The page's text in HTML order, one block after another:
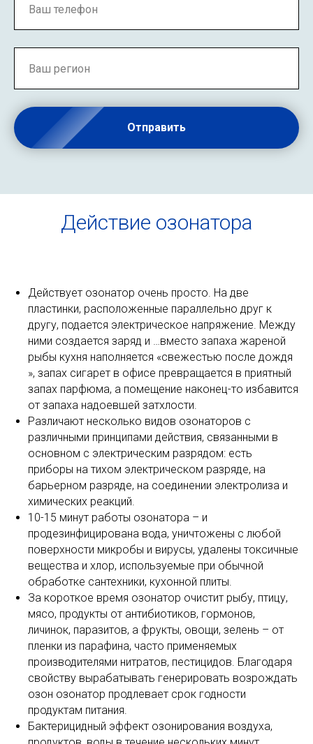
Отправить
Действие озонатора
Действует озонатор очень просто. На две
пластинки, расположенные параллельно друг к
другу, подается электрическое напряжение. Между
ними создается заряд и …вместо запаха жареной
рыбы кухня наполняется «свежестью после дождя
», запах сигарет в офисе превращается в приятный
запах парфюма, а помещение наконец-то избавится
от запаха надоевшей затхлости.
Различают несколько видов озонаторов с
различными принципами действия, связанными в
основном с электрическим разрядом: есть
приборы на тихом электрическом разряде, на
барьерном разряде, на соединении электролиза и
химических реакций.
10-15 минут работы озонатора – и
продезинфицирована вода, уничтожены с любой
поверхности микробы и вирусы, удалены токсичные
вещества и хлор, используемые при обычной
обработке сантехники, кухонной плиты.
За короткое время озонатор очистит рыбу, птицу,
мясо, продукты от антибиотиков, гормонов,
личинок, паразитов, а фрукты, овощи, зелень – от
пленки из парафина, часто применяемых
производителями нитратов, пестицидов. Благодаря
свойству вырабатывать генерировать возрождать
озон озонатор продлевает срок годности
продуктам питания.
Бактерицидный эффект озонирования воздуха,